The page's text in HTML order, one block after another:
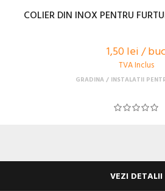
COLIER DIN INOX PENTRU
1,50 lei / buc
TVA Inclus
GRADINA INSTALATII
VEZI DETALII